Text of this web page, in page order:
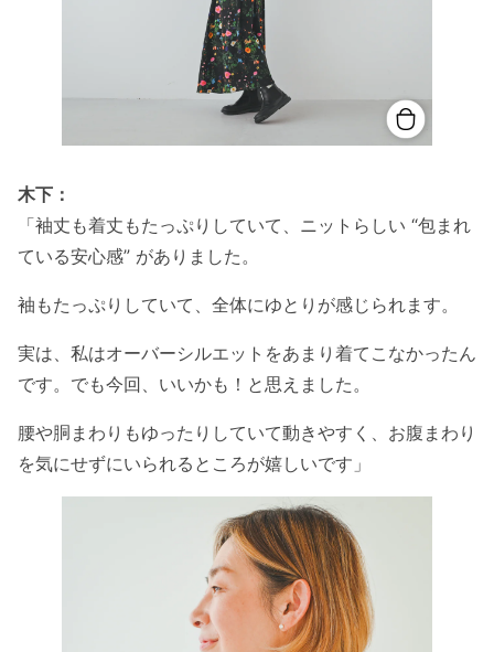
木下：
「袖丈も着丈もたっぷりしていて、ニットらしい “包まれ
ている安心感” がありました。
袖もたっぷりしていて、全体にゆとりが感じられます。
実は、私はオーバーシルエットをあまり着てこなかったん
です。でも今回、いいかも！と思えました。
腰や胴まわりもゆったりしていて動きやすく、お腹まわり
を気にせずにいられるところが嬉しいです」